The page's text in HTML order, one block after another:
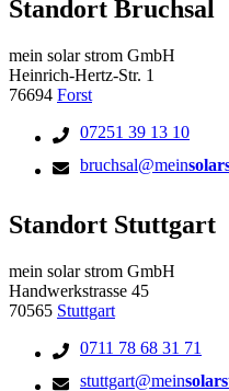
Standort Bruchsal
mein solar strom GmbH
Heinrich-Hertz-Str. 1
76694 Forst
07251 39 13 10
bruchsal@mein
Standort Stuttgart
mein solar strom GmbH
Handwerkstrasse 45
70565 Stuttgart
0711 78 68 31 71
stuttgart@mein